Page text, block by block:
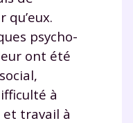
psycho-
ont été
à
travail à